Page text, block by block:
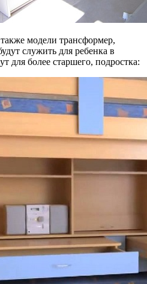
модели трансформер,
служить для ребенка в
для более старшего, подростка: